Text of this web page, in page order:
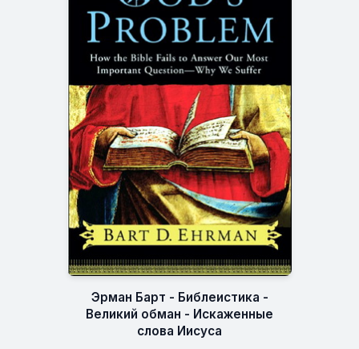
Эрман Барт - Библеистика -
Великий обман - Искаженные
слова Иисуса